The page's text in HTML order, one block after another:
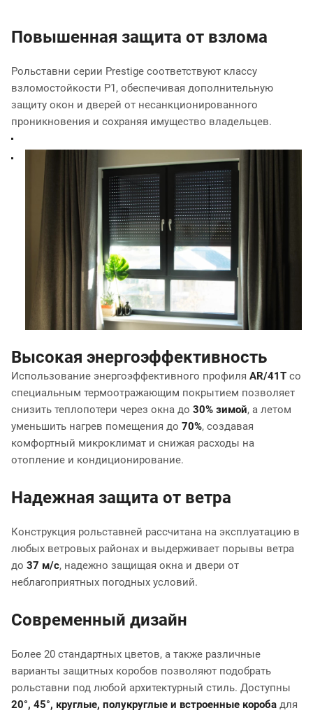
Повышенная защита от взлома
Рольставни серии Prestige соответствуют классу
взломостойкости P1, обеспечивая дополнительную
защиту окон и дверей от несанкционированного
проникновения и сохраняя имущество владельцев.
Высокая энергоэффективность
Использование энергоэффективного профиля AR/41T со
специальным термоотражающим покрытием позволяет
снизить теплопотери через окна до 30% зимой, а летом
уменьшить нагрев помещения до 70%, создавая
комфортный микроклимат и снижая расходы на
отопление и кондиционирование.
Надежная защита от ветра
Конструкция рольставней рассчитана на эксплуатацию в
любых ветровых районах и выдерживает порывы ветра
до 37 м/с, надежно защищая окна и двери от
неблагоприятных погодных условий.
Современный дизайн
Более 20 стандартных цветов, а также различные
варианты защитных коробов позволяют подобрать
рольставни под любой архитектурный стиль. Доступны
20°, 45°, круглые, полукруглые и встроенные короба для